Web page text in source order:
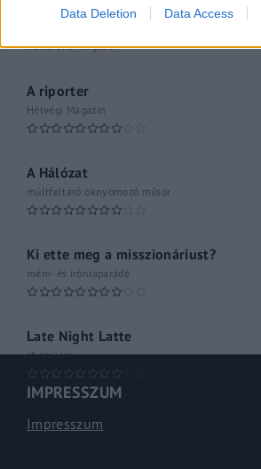
Data Deletion Data Access
Kulturális magazin
A riporter
Hétvégi Magazin
A Hálózat
múltfeltáró oknyomozó műsor
Ki ette meg a misszionáriust?
mém- és iróniaparádé
Late Night Latte
shoműsor
IMPRESSZUM
Impresszum